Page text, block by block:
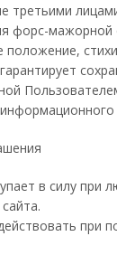
третьими
форс-мажорной
положение,
в силу при
при